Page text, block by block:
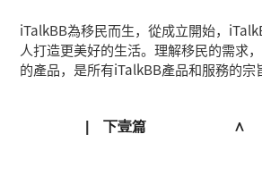
iTalkBB為移民而生，從成立開始，
人打造更美好的生活。理解移民的需求
的產品，是所有iTalkBB產品和服務的宗
|下壹篇 ∧